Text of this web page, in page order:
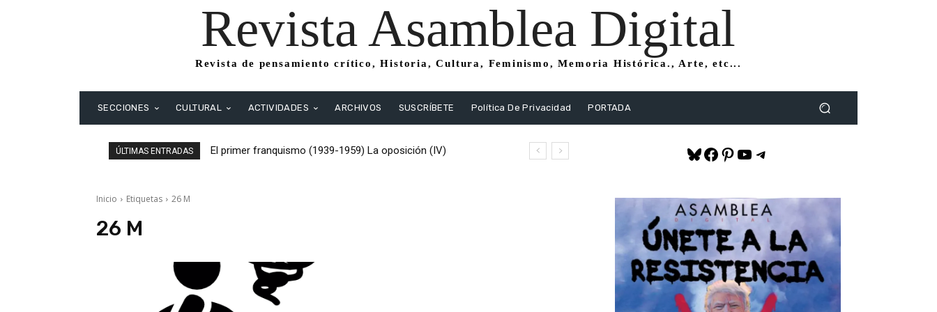
Revista Asamblea Digital
Revista de pensamiento crítico, Historia, Cultura, Feminismo, Memoria Histórica., Arte, etc...
SECCIONES CULTURAL ACTIVIDADES ARCHIVOS SUSCRÍBETE Política De Privacidad PORTADA
ÚLTIMAS ENTRADAS
El primer franquismo (1939-1959) La oposición (IV)
Inicio Etiquetas 26 M
26 M
Bluesky
Facebook
Pinterest
YouTube
Telegram